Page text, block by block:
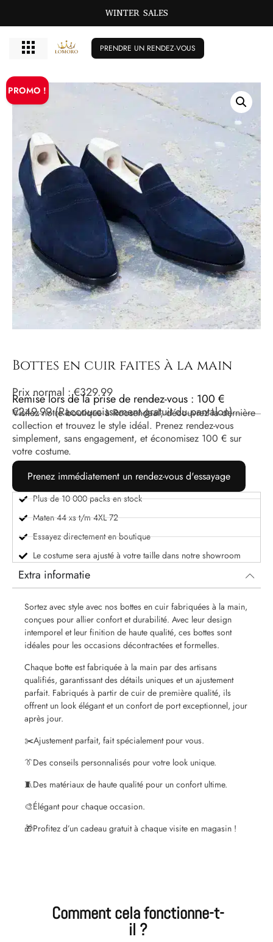
WINTER SALES
PRENDRE UN RENDEZ-VOUS
PROMO !
Bottes en cuir faites à la main
Prix ​​normal :€329.99
Remise lors de la prise de rendez-vous : 100 €
€249.99(Raccourcissement gratuit du pantalon)
Visitez notre boutique à Roosendaal, découvrez la dernière
collection et trouvez le style idéal. Prenez rendez-vous
simplement, sans engagement, et économisez 100 € sur
votre costume.
Prenez immédiatement un rendez-vous d'essayage
Plus de 10 000 packs en stock
Maten 44 xs t/m 4XL 72
Essayez directement en boutique
Le costume sera ajusté à votre taille dans notre showroom
Extra informatie
Sortez avec style avec nos bottes en cuir fabriquées à la main,
conçues pour allier confort et durabilité. Avec leur design
intemporel et leur finition de haute qualité, ces bottes sont
idéales pour les occasions décontractées et formelles.
Chaque botte est fabriquée à la main par des artisans
qualifiés, garantissant des détails uniques et un ajustement
parfait. Fabriqués à partir de cuir de première qualité, ils
offrent un look élégant et un confort de port exceptionnel, jour
après jour.
✂️Ajustement parfait, fait spécialement pour vous.
👔Des conseils personnalisés pour votre look unique.
🧵Des matériaux de haute qualité pour un confort ultime.
🎨Élégant pour chaque occasion.
🎁Profitez d’un cadeau gratuit à chaque visite en magasin !
Comment cela fonctionne-t-
il ?